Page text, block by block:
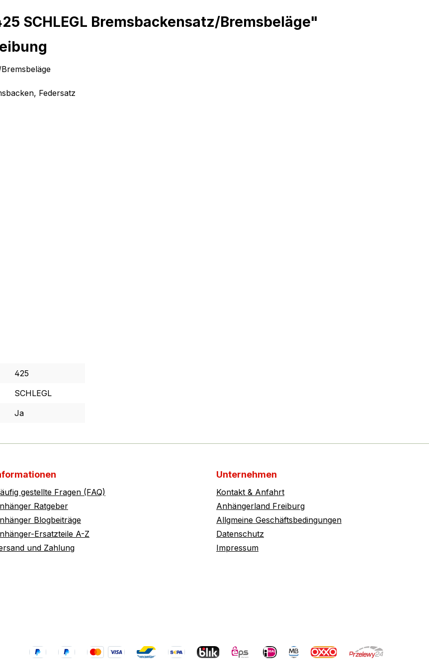
SCHLEGL Bremsbackensatz/Bremsbeläge"
Federsatz
425
SCHLEGL
Ja
gestellte Fragen (FAQ)
Ratgeber
Blogbeiträge
Ersatzteile A-Z
und Zahlung
Unternehmen
Kontakt & Anfahrt
Anhängerland Freiburg
Allgmeine Geschäftsbedingungen
Datenschutz
Impressum